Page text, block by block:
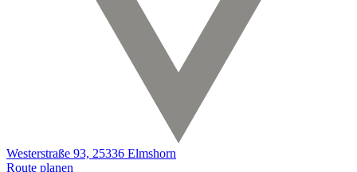
Westerstraße 93, 25336 Elmshorn
Route planen